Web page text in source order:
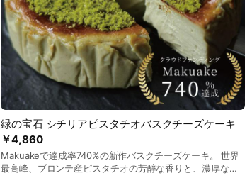
￥4,860
緑の宝石 シチリアピスタチオバスクチーズケーキ
Makuakeで達成率740%の新作バスクチーズケーキ。 世界
最高峰、ブロンテ産ピスタチオの芳醇な香りと、濃厚なバ